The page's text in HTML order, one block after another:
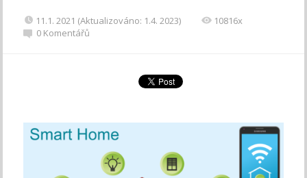
11.1. 2021 (Aktualizováno: 1.4. 2023)
10816x
0 Komentářů